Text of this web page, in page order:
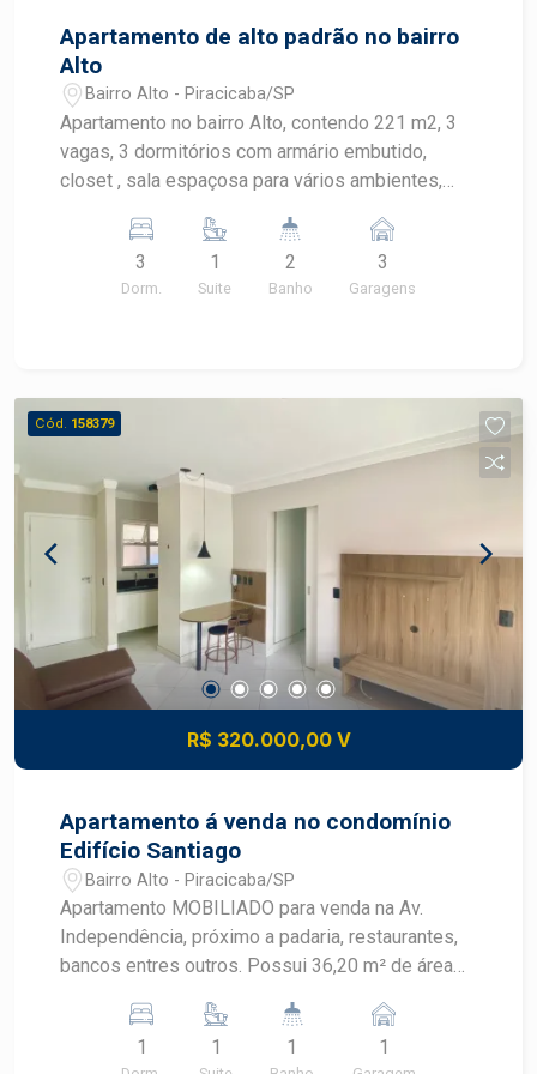
Apartamento de alto padrão no bairro
Alto
Bairro Alto - Piracicaba/SP
Apartamento no bairro Alto, contendo 221 m2, 3
vagas, 3 dormitórios com armário embutido,
closet , sala espaçosa para vários ambientes,
banheiro de empregada, área de serviço. Área de
lazer completo: piscinas, sala de fitness,
churrasqueira, sala de jogos, quadra poliesportiva
3
Dorm.
1
Suite
2
Banho
3
Garagens
Cód. 158379
R$ 320.000,00 V
Apartamento á venda no condomínio
Edifício Santiago
Bairro Alto - Piracicaba/SP
Apartamento MOBILIADO para venda na Av.
Independência, próximo a padaria, restaurantes,
bancos entres outros. Possui 36,20 m² de área
privilegiada e de fácil acesso. - Possui sacada,
suíte com armários embutidos, banheiro da suíte
1 1 1 1